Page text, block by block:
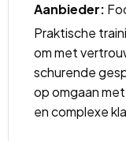
Aanbieder:
Praktische
om met
schurende
op omgaan
en complexe